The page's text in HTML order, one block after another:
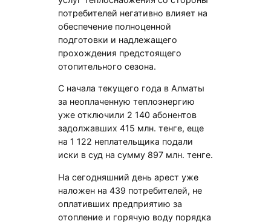
потребителей негативно влияет на
обеспечение полноценной
подготовки и надлежащего
прохождения предстоящего
отопительного сезона.
С начала текущего года в Алматы
за неоплаченную теплоэнергию
уже отключили 2 140 абонентов
задолжавших 415 млн. тенге, еще
на 1 122 неплательщика подали
иски в суд на сумму 897 млн. тенге.
На сегодняшний день арест уже
наложен на 439 потребителей, не
оплативших предприятию за
отопление и горячую воду порядка